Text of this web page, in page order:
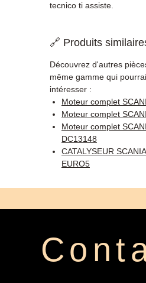
tecnico ti assiste.
🔗 Produits
Découvrez d'autres
même gamme qui
intéresser :
Moteur complet
Moteur complet
Moteur complet
DC13148
CATALYSEUR
EURO5